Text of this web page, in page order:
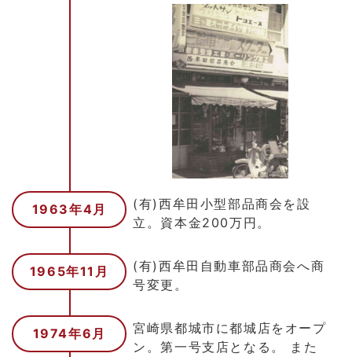
1963年4月
(有)西牟田小型部品商会を設
立。資本金200万円。
1965年11月
(有)西牟田自動車部品商会へ商
号変更。
1974年6月
宮崎県都城市に都城店をオープ
ン。第一号支店となる。 また